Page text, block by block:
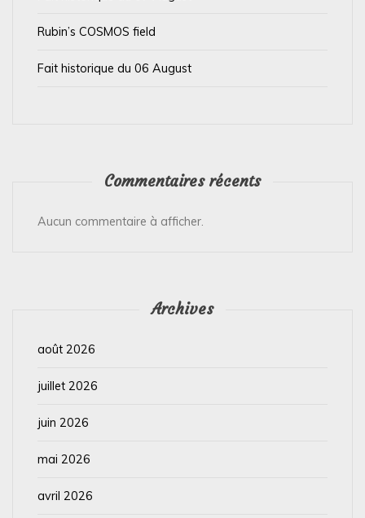
Rubin’s COSMOS field
Fait historique du 06 August
Commentaires récents
Aucun commentaire à afficher.
Archives
août 2026
juillet 2026
juin 2026
mai 2026
avril 2026